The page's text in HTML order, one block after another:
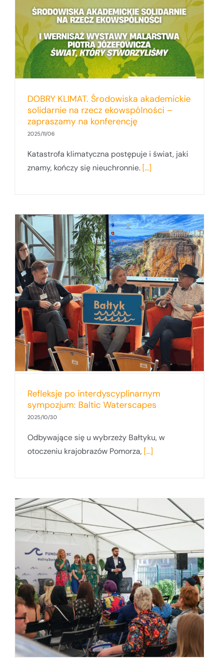
DOBRY KLIMAT. Środowiska akademickie
solidarnie na rzecz ekowspólności –
zapraszamy na konferencję
2025/11/06
Katastrofa klimatyczna postępuje i świat, jaki
znamy, kończy się nieuchronnie. [...]
Refleksje po interdyscyplinarnym
sympozjum: Baltic Waterscapes
2025/10/30
Odbywające się u wybrzeży Bałtyku, w
otoczeniu krajobrazów Pomorza, [...]